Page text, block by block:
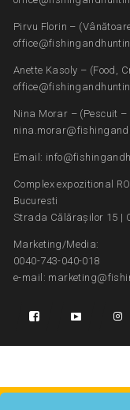
Pirvu Florin –
Anette Kasoly – (Food,
Nina Morar – (Pescuit –
Email:
Complex expozitional
Bucuresti
Strada Călărașilor 15 |
Marketing/Media:
0040-743-040-018
e-mail: